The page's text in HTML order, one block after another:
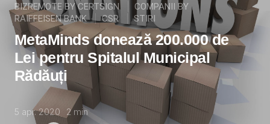
BIZREMOTE BY CERTSIGN
COMPANII BY
RAIFFEISEN BANK
CSR STIRI
MetaMinds donează 200.000 de
Lei pentru Spitalul Municipal
Rădăuți
5 apr. 2020 2 min